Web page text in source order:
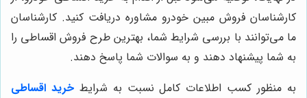
کارشناسان فروش مبین خودرو مشاوره دریافت کنید. کارشناسان
ما می‌توانند با بررسی شرایط شما، بهترین طرح فروش اقساطی را
به شما پیشنهاد دهند و به سوالات شما پاسخ دهند.
به منظور کسب اطلاعات کامل نسبت به شرایطخرید اقساطی